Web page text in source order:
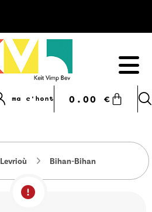
0.00 €
ma c'hont
Levrioù Bihan-Bihan